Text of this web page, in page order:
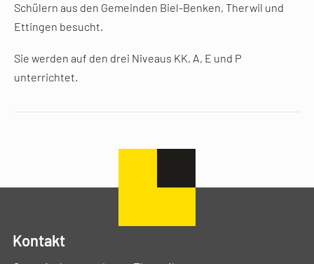
Schülern aus den Gemeinden Biel-Benken, Therwil und
Ettingen besucht.
Sie werden auf den drei Niveaus KK, A, E und P
unterrichtet.
Kontakt